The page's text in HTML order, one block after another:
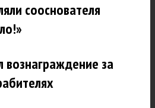
сооснователя
вознаграждение за